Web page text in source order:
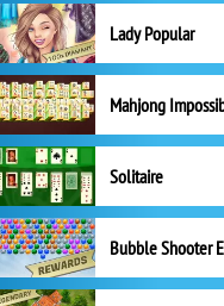
Lady Popular
Mahjong
Solitaire